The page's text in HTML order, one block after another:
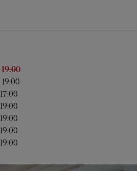
19:00
19:00
17:00
19:00
19:00
19:00
19:00